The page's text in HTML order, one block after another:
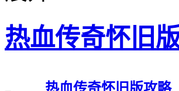
热血传奇怀旧